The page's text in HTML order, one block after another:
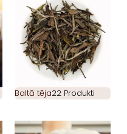
Baltā tēja22 Produkti